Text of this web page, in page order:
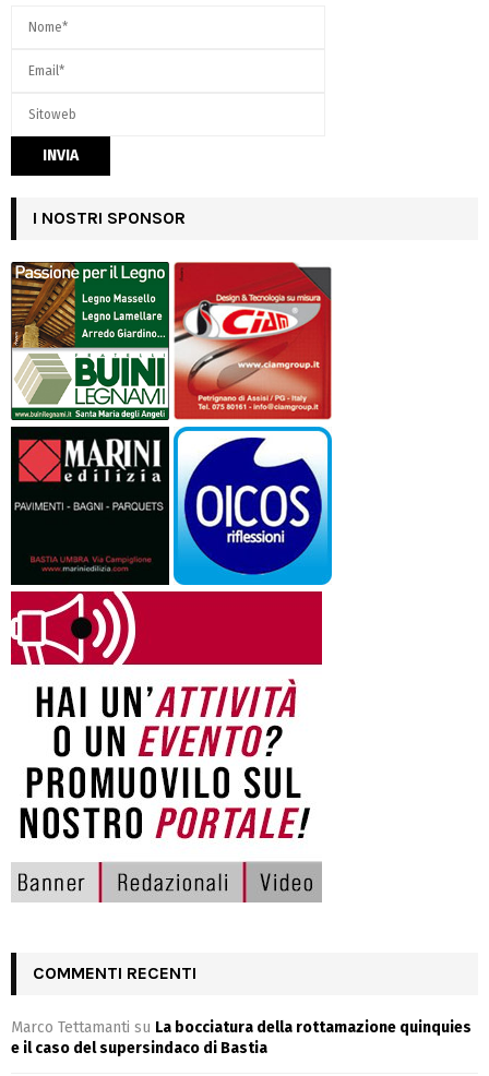
I NOSTRI SPONSOR
COMMENTI RECENTI
Marco Tettamanti su La bocciatura della rottamazione quinquies
e il caso del supersindaco di Bastia